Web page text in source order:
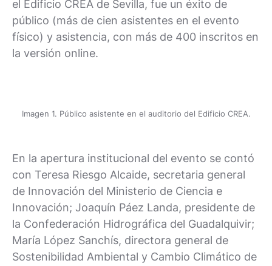
el Edificio CREA de Sevilla, fue un éxito de
público (más de cien asistentes en el evento
físico) y asistencia, con más de 400 inscritos en
la versión online.
Imagen 1. Público asistente en el auditorio del Edificio CREA.
En la apertura institucional del evento se contó
con Teresa Riesgo Alcaide, secretaria general
de Innovación del Ministerio de Ciencia e
Innovación; Joaquín Páez Landa, presidente de
la Confederación Hidrográfica del Guadalquivir;
María López Sanchís, directora general de
Sostenibilidad Ambiental y Cambio Climático de